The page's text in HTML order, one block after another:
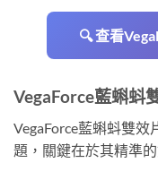
🔍 查看
VegaForce藍蝌蚪
VegaForce藍蝌蚪雙效
題，關鍵在於其精準的